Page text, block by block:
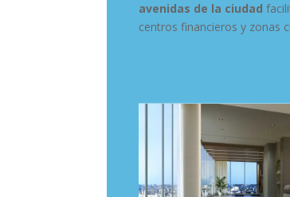
avenidas de la ciudad
centros financieros y zonas